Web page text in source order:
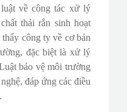
về công tác xử lý
thải rắn sinh hoạt
công ty về cơ bản
đặc biệt là xử lý
bảo vệ môi trường
đáp ứng các điều